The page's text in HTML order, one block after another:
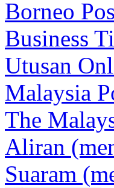
Borneo
Business
Utusan
Malaysia
The
Aliran
Suaram